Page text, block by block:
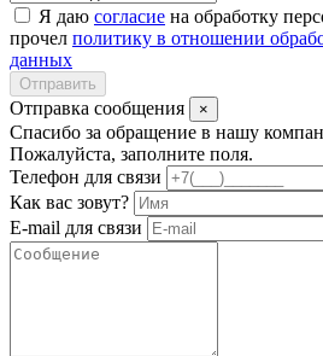
Я даю согласие на обработку
прочел политику в отношении
данных
Отправить
Отправка сообщения ×
Спасибо за обращение в нашу
Пожалуйста, заполните поля.
Телефон для связи
Как вас зовут?
E-mail для связи